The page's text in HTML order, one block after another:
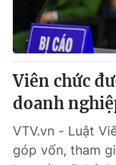
Viên chức
doanh
VTV.vn - Luật
góp vốn, tham